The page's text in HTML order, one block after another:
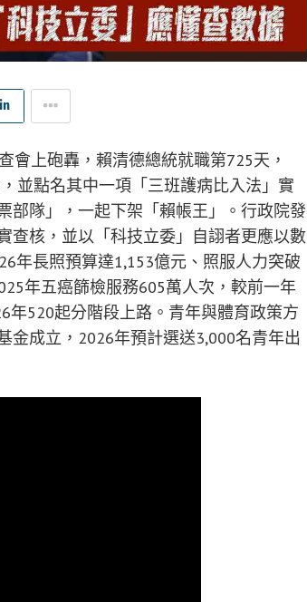
會上砲轟，賴清德總統就職第725天，
並點名其中一項「三班護病比入法」實
部隊」，一起下架「賴帳王」。行政院發
查核，並以「科技立委」自詡者更應以數
年長照預算達1,153億元、照服人力突破
年五癌篩檢服務605萬人次，較前一年
年520起分階段上路。青年與體育政策方
金成立，2026年預計選送3,000名青年出